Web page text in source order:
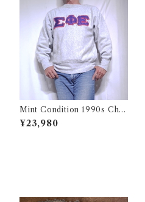
Mint Condition 1990s Cha
mpion Reverse Weave Size
L / チャンピオン リバースウ
¥23,980